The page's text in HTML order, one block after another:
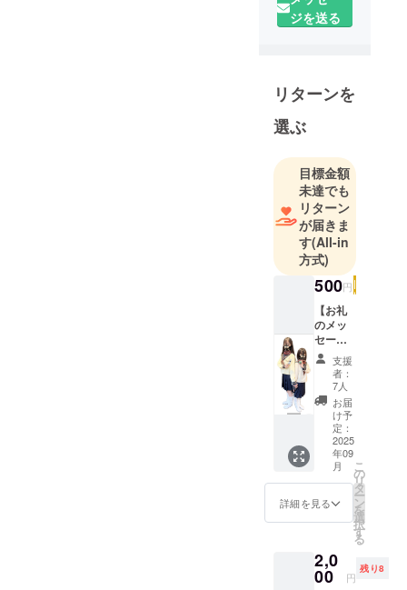
ジを送る
リターンを
選ぶ
目標金額
未達でも
リターン
が届きま
す(All-in
方式)
500円
【お礼
のメッ
セー
ジ】 ご
支援に
対する
感謝の
気持ち
を込め
て、お
礼の
メッ
セージ
をお送
りしま
す。
支援
者：
7人
お届
け予
定：
2025
年09
月
詳細を見る
こ
の
リ
タ
ー
ン
を
選
択
す
る
2,0
00 円
残り8